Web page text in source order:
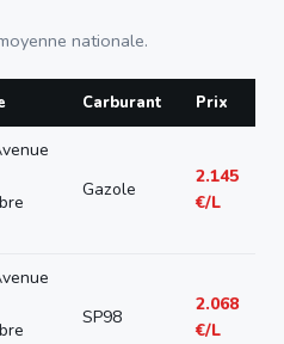
nationale.
Carburant Prix
Gazole
2.145
€/L
SP98
2.068
€/L